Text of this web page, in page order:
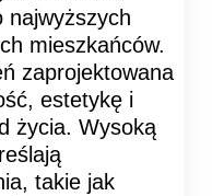
najwyższych
mieszkańców.
zaprojektowana
estetykę i
życia. Wysoką
takie jak